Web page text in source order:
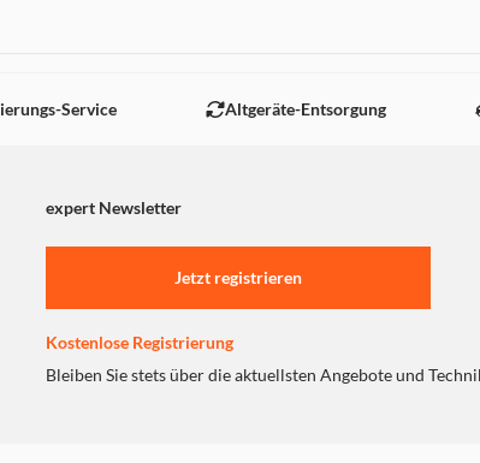
Service Altgeräte-Entsorgung
expert Newsletter
Jetzt registrieren
Kostenlose Registrierung
Bleiben Sie stets über die aktuellsten Angebote und